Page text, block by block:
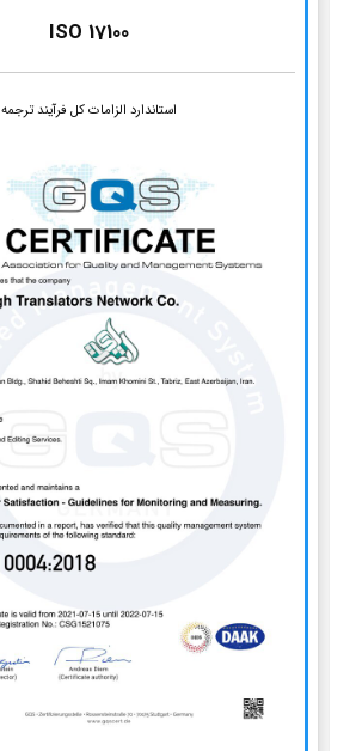
ISO 17100
استاندارد الزامات کل فرآیند ترجمه